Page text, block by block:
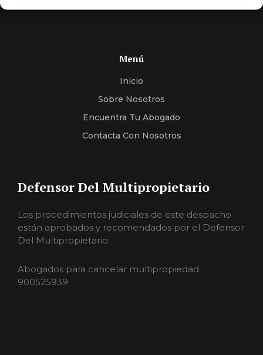
Menú
Inicio
Sobre Nosotros
Encuentra Tu Abogado
Contacta Con Nosotros
Defensor Del Multipropietario
Los procedimientos judiciales de este despacho
están aprobados y recomendados por el Defensor
Del Multipropietario
Abogados para cancelar multipropiedad
900525939